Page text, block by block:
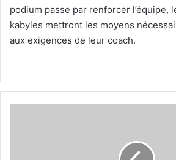
podium passe par renforcer l’équipe,
kabyles mettront les moyens
aux exigences de leur coach.